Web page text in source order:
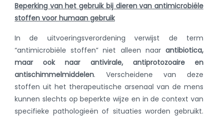
Beperking van het gebruik bij dieren van antimicrobiële
stoffen voor humaan gebruik
In de uitvoeringsverordening verwijst de term
“antimicrobiële stoffen” niet alleen naar antibiotica,
maar ook naar antivirale, antiprotozoaire en
antischimmelmiddelen. Verscheidene van deze
stoffen uit het therapeutische arsenaal van de mens
kunnen slechts op beperkte wijze en in de context van
specifieke pathologieën of situaties worden gebruikt.